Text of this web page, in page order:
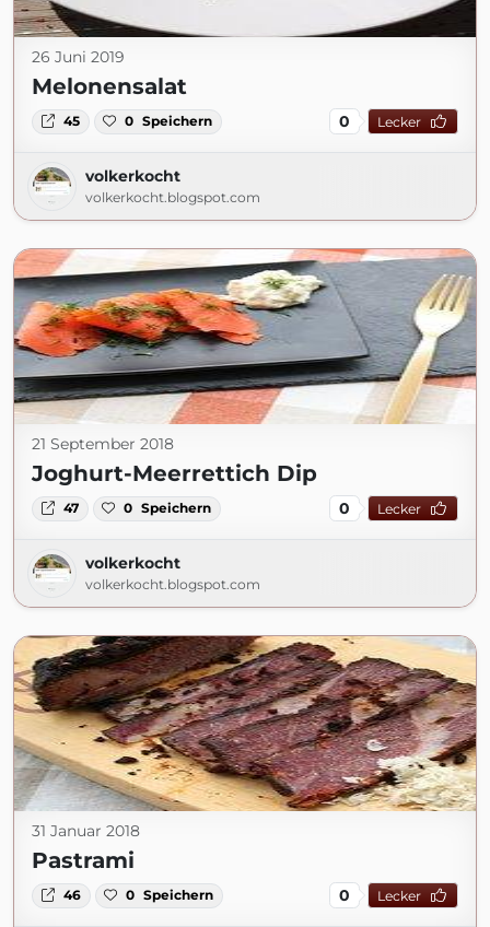
26 Juni 2019
Melonensalat
45 0 Speichern 0 Lecker
volkerkocht
volkerkocht.blogspot.com
21 September 2018
Joghurt-Meerrettich Dip
47 0 Speichern 0 Lecker
volkerkocht
volkerkocht.blogspot.com
31 Januar 2018
Pastrami
46 0 Speichern 0 Lecker